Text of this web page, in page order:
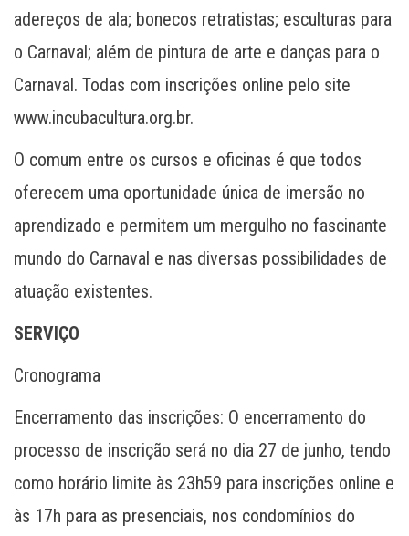
adereços de ala; bonecos retratistas; esculturas para
o Carnaval; além de pintura de arte e danças para o
Carnaval. Todas com inscrições online pelo site
www.incubacultura.org.br.
O comum entre os cursos e oficinas é que todos
oferecem uma oportunidade única de imersão no
aprendizado e permitem um mergulho no fascinante
mundo do Carnaval e nas diversas possibilidades de
atuação existentes.
SERVIÇO
Cronograma
Encerramento das inscrições: O encerramento do
processo de inscrição será no dia 27 de junho, tendo
como horário limite às 23h59 para inscrições online e
às 17h para as presenciais, nos condomínios do